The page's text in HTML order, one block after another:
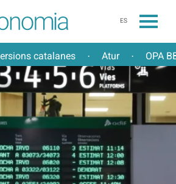
ES
catalanes · Atur · OPA